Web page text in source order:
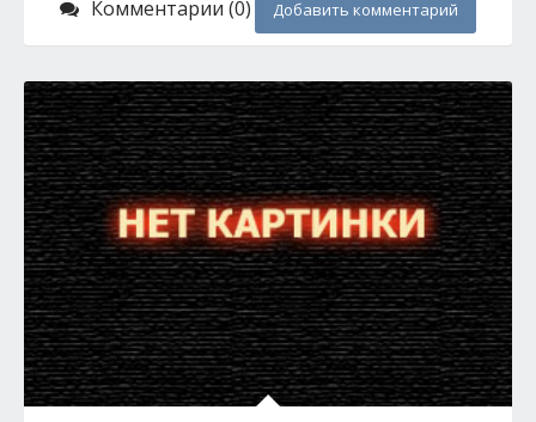
Комментарии (0) Добавить комментарий